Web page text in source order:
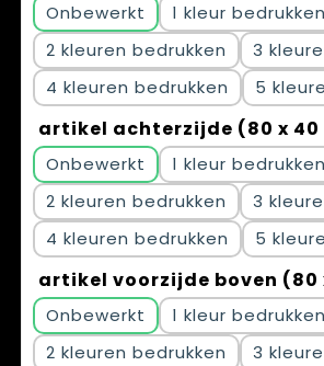
Onbewerkt
1
2
3
4
5
artikel achterzijde (80 x 40
Onbewerkt
1
2
3
4
5
artikel voorzijde boven (80
Onbewerkt
1
2
3